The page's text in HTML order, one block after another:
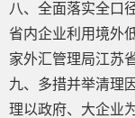
八、全面落实全口
省内企业利用境外
家外汇管理局江苏
九、多措并举清理
理以政府、大企业